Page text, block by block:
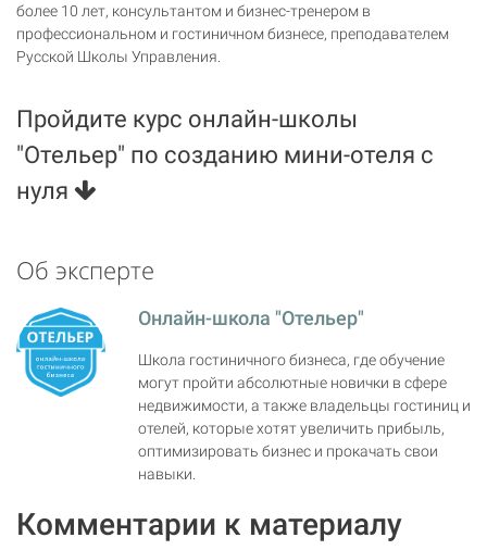
более 10 лет, консультантом и бизнес-тренером в
профессиональном и гостиничном бизнесе, преподавателем
Русской Школы Управления.
Пройдите курс онлайн-школы
"Отельер" по созданию мини-отеля с
нуля
Об эксперте
Онлайн-школа "Отельер"
Школа гостиничного бизнеса, где обучение
могут пройти абсолютные новички в сфере
недвижимости, а также владельцы гостиниц и
отелей, которые хотят увеличить прибыль,
оптимизировать бизнес и прокачать свои
навыки.
Комментарии к материалу